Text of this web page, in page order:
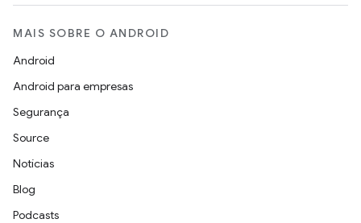
MAIS SOBRE O ANDROID
Android
Android para empresas
Segurança
Source
Notícias
Blog
Podcasts